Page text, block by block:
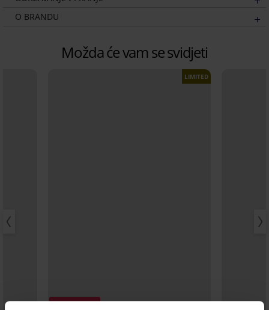
O BRANDU
Možda će vam se svidjeti
Popust -20%
LIMITED